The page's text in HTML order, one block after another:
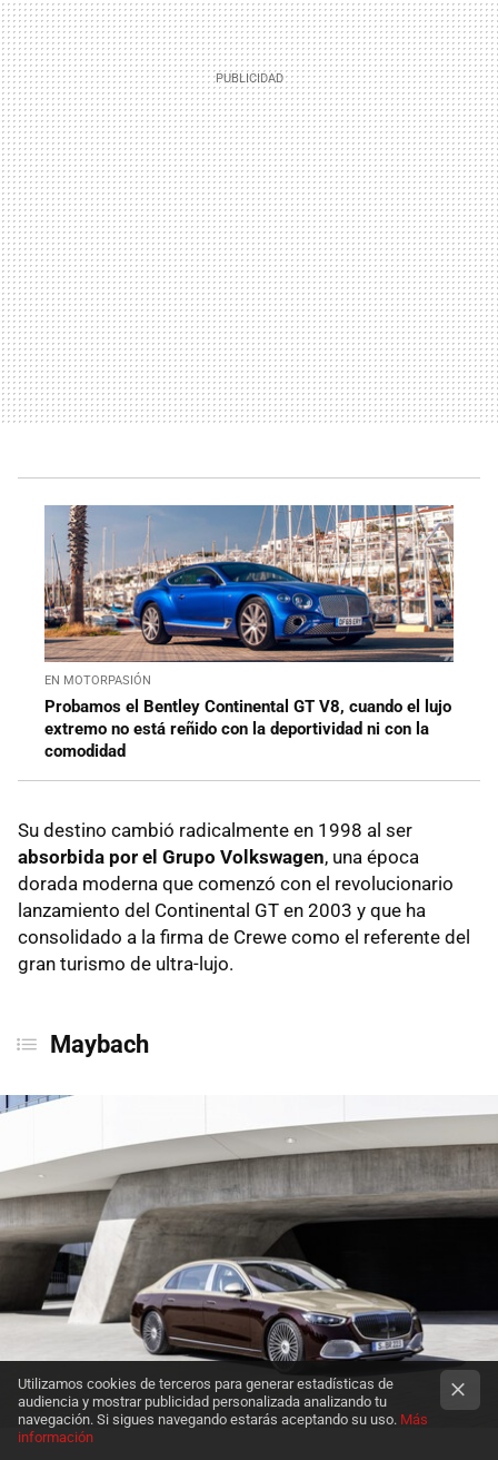
EN MOTORPASIÓN
Probamos el Bentley Continental GT V8, cuando el lujo
extremo no está reñido con la deportividad ni con la
comodidad
Su destino cambió radicalmente en 1998 al ser
absorbida por el Grupo Volkswagen, una época
dorada moderna que comenzó con el revolucionario
lanzamiento del Continental GT en 2003 y que ha
consolidado a la firma de Crewe como el referente del
gran turismo de ultra-lujo.
Maybach
Utilizamos cookies de terceros para generar estadísticas de
audiencia y mostrar publicidad personalizada analizando tu
navegación. Si sigues navegando estarás aceptando su uso. Más
información